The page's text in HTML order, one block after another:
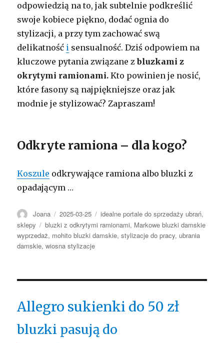
odpowiedzią na to, jak subtelnie podkreślić
swoje kobiece piękno, dodać ognia do
stylizacji, a przy tym zachować swą
delikatność i sensualność. Dziś odpowiem na
kluczowe pytania związane zbluzkami z
okrytymi ramionami.Kto powinien je nosić,
które fasony są najpiękniejsze oraz jak
modnie je stylizować? Zapraszam!
Odkryte ramiona – dla kogo?
Koszule odkrywające ramiona albo bluzki z
opadającym …
Autor
Joana Opublikowano
2025-03-25 Kategorie
idealne portale do sprzedaży ubrań,
sklepy
Tagi
bluzki z odkrytymi ramionami, Markowe bluzki damskie
wyprzedaż, mohito bluzki damskie,stylizacje do pracy, ubrania
damskie,wiosna stylizacje
Allegro sukienki do 50 zł
bluzki pasują do